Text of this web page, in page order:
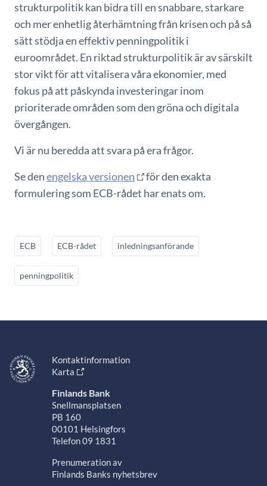
strukturpolitik kan bidra till en snabbare, starkare
och mer enhetlig återhämtning från krisen och på så
sätt stödja en effektiv penningpolitik i
euroområdet. En riktad strukturpolitik är av särskilt
stor vikt för att vitalisera våra ekonomier, med
fokus på att påskynda investeringar inom
prioriterade områden som den gröna och digitala
övergången.
Vi är nu beredda att svara på era frågor.
Se denengelska versionen
för den exakta
formulering som ECB-rådet har enats om.
ECB ECB-rådet inledningsanförande
penningpolitik
Kontaktinformation
Karta
Finlands Bank
Snellmansplatsen
PB 160
00101 Helsingfors
Telefon 09 1831
Prenumeration av
Finlands Banks nyhetsbrev